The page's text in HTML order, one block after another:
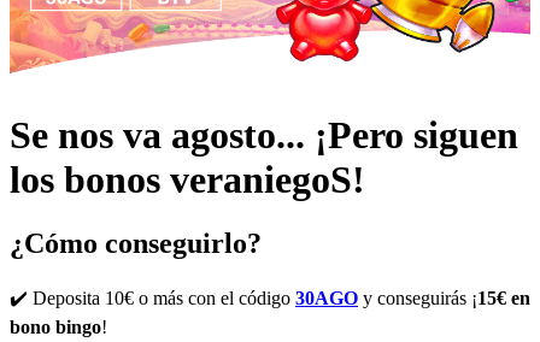
Se nos va agosto... ¡Pero siguen
los bonos veraniegoS!
¿Cómo conseguirlo?
✔️ Deposita 10€ o más con el código 30AGO y conseguirás ¡15€ en
bono bingo!